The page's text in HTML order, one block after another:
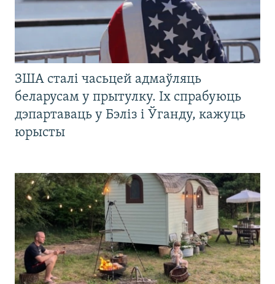
ЗША сталі часьцей адмаўляць
беларусам у прытулку. Іх спрабуюць
дэпартаваць у Бэліз і Ўганду, кажуць
юрысты